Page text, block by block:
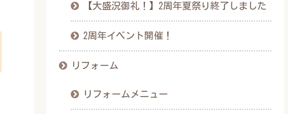
【大盛況御礼！】2周年夏祭り終了しました
2周年イベント開催！
リフォーム
リフォームメニュー